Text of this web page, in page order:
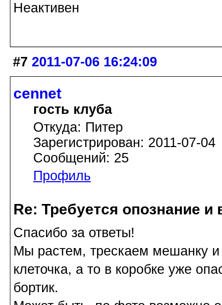
Неактивен
#7 2011-07-06 16:24:09
cennet
гость клуба
Откуда: Питер
Зарегистрирован: 2011-07-04
Сообщений: 25
Профиль
Re: Требуется опознание
Спасибо за ответы!
Мы растем, трескаем мешанку и
клеточка, а то в коробке уже
бортик.